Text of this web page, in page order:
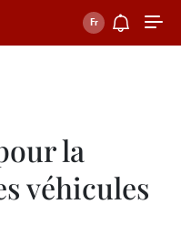
la
véhicules